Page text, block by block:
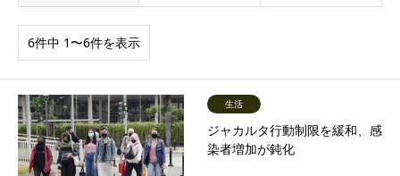
6件中 1〜6件を表示
生活
ジャカルタ行動制限を緩和、感
染者増加が鈍化